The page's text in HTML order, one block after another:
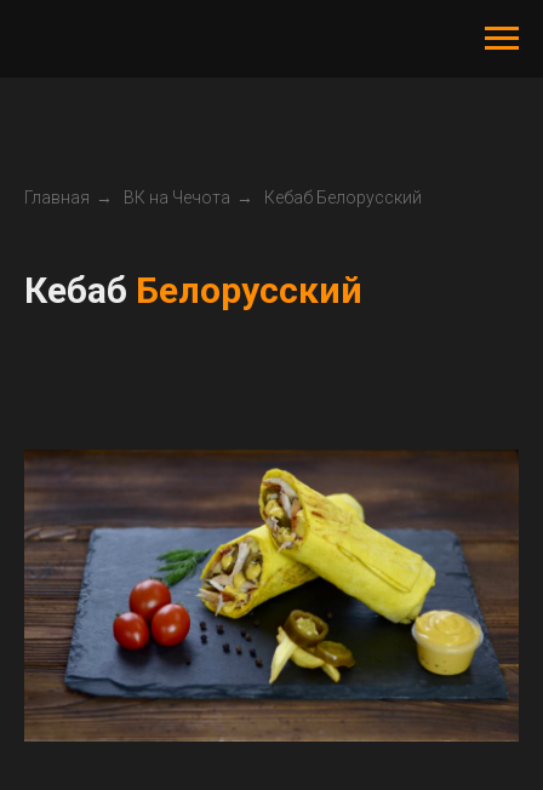
Главная → ВК на Чечота → Кебаб Белорусский
Кебаб Белорусский